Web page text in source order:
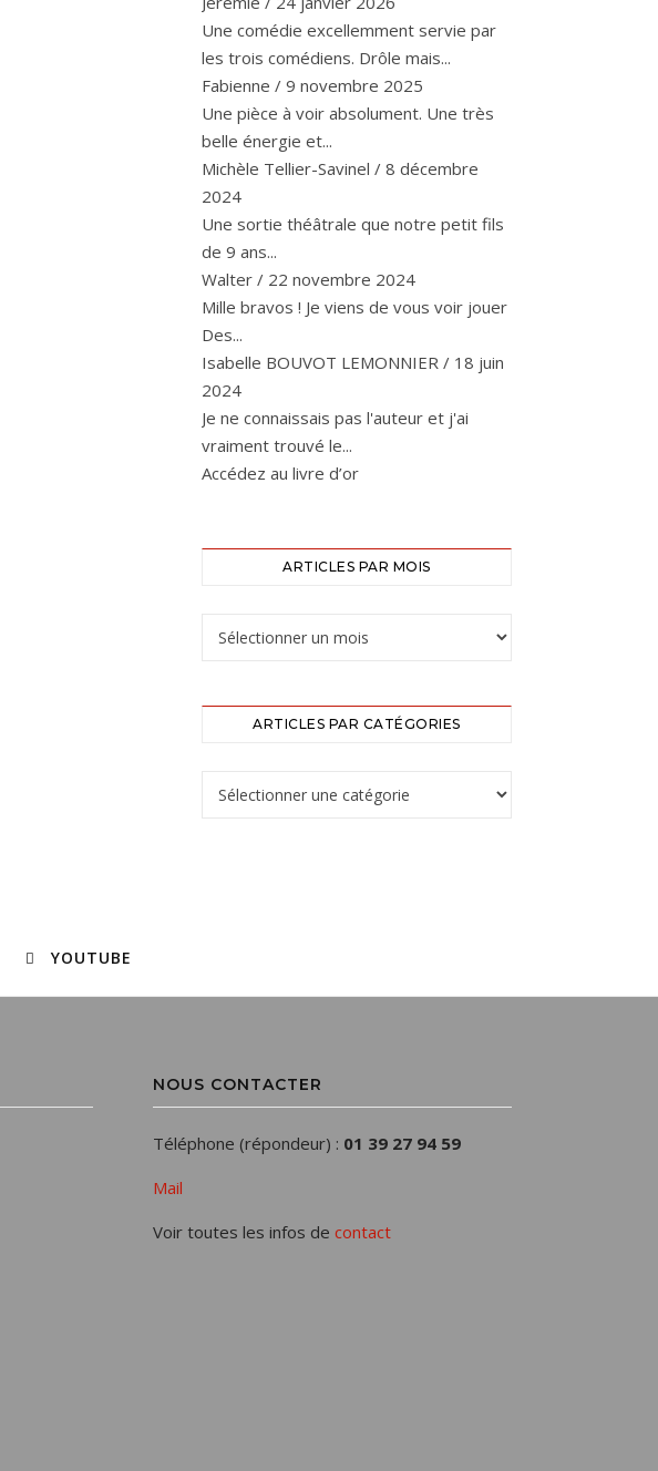
Une comédie excellemment servie par
les trois comédiens. Drôle mais...
Fabienne / 9 novembre 2025
Une pièce à voir absolument. Une très
belle énergie et...
Michèle Tellier-Savinel / 8 décembre
2024
Une sortie théâtrale que notre petit fils
de 9 ans...
Walter / 22 novembre 2024
Mille bravos ! Je viens de vous voir jouer
Des...
Isabelle BOUVOT LEMONNIER / 18 juin
2024
Je ne connaissais pas l'auteur et j'ai
vraiment trouvé le...
Accédez au livre d’or
ARTICLES PAR MOIS
ARTICLES PAR CATÉGORIES
YOUTUBE
NOUS CONTACTER
Téléphone (répondeur) : 01 39 27 94 59
Mail
Voir toutes les infos de contact